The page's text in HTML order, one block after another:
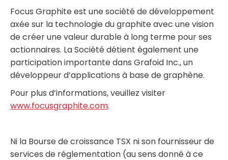
Focus Graphite est une société de développement
axée sur la technologie du graphite avec une vision
de créer une valeur durable à long terme pour ses
actionnaires. La Société détient également une
participation importante dans Grafoid Inc., un
développeur d’applications à base de graphène.
Pour plus d’informations, veuillez visiter
www.focusgraphite.com.
Ni la Bourse de croissance TSX ni son fournisseur de
services de réglementation (au sens donné à ce